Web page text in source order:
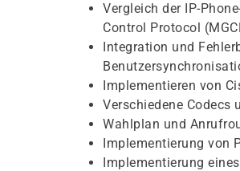
Vergleich der IP-
Control Protocol
Integration und
Implementieren von
Verschiedene Codecs
Wahlplan und
Implementierung von
Implementierung